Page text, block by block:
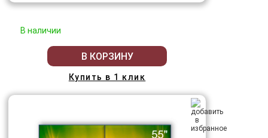
В наличии
В КОРЗИНУ
Купить в 1 клик